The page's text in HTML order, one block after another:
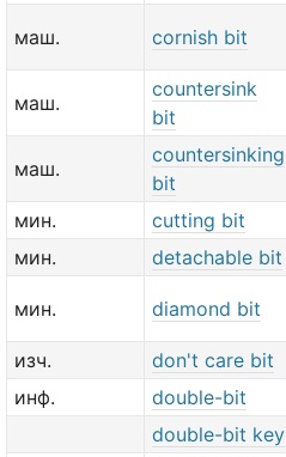
маш. cornish bit
маш.
countersink
bit
маш.
countersinking
bit
мин. cutting bit
мин.
detachable bit
мин. diamond bit
изч.
don't care bit
инф.
double-bit
double-bit key